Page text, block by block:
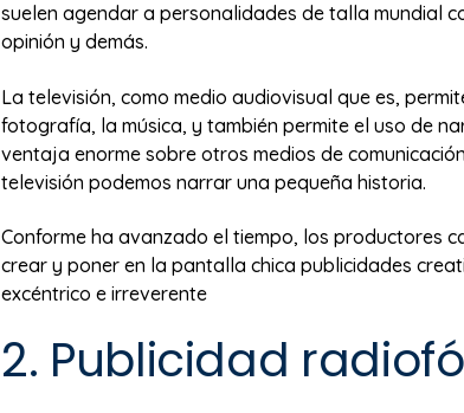
suelen agendar a personalidades de talla mundial
opinión y demás.
La televisión, como medio audiovisual que es,
fotografía, la música, y también permite el uso de
ventaja enorme sobre otros medios de
televisión podemos narrar una pequeña historia.
Conforme ha avanzado el tiempo, los productores
crear y poner en la pantalla chica publicidades
excéntrico e irreverente
2. Publicidad